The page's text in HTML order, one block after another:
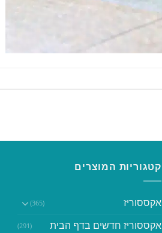
קטגוריות המוצרים
אקססוריז (365)
אקססוריז חדשים בדף הבית (291)